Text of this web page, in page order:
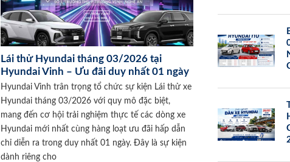
Lái thử Hyundai tháng 03/2026 tại
Hyundai Vinh – Ưu đãi duy nhất 01 ngày
Hyundai Vinh trân trọng tổ chức sự kiện Lái thử xe
Hyundai tháng 03/2026 với quy mô đặc biệt,
mang đến cơ hội trải nghiệm thực tế các dòng xe
Hyundai mới nhất cùng hàng loạt ưu đãi hấp dẫn
chỉ diễn ra trong duy nhất 01 ngày. Đây là sự kiện
dành riêng cho